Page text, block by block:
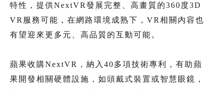
特性，提供NextVR發展完整、高畫質的360度3D
VR服務可能，在網路環境成熟下，VR相關內容也
有望迎來更多元、高品質的互動可能。
蘋果收購NextVR，納入40多項技術專利，有助蘋
果開發相關硬體設施，如頭戴式裝置或智慧眼鏡，